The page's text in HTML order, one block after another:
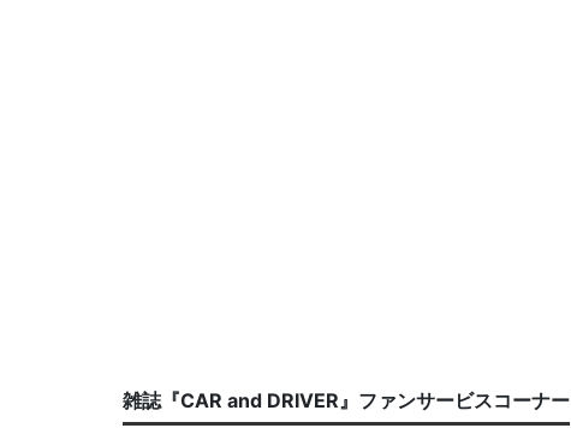
雑誌『CAR and DRIVER』ファンサービスコーナー